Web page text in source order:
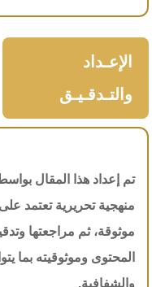
الإعـداد
والتـدقـيـق
تم إعداد هذا المقال
منهجية تحريرية تعتمد
موثوقة، ثم مراجعتها
المحتوى وموثوقيته بما
والشفافية.